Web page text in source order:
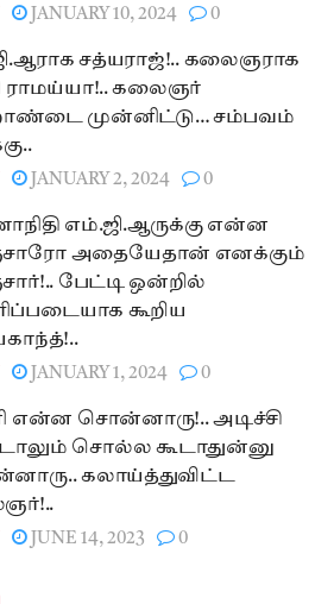
JANUARY 10, 2024 0
சத்யராஜ்!.. கலைஞராக
ராமய்யா!.. கலைஞர்
முன்னிட்டு… சம்பவம்
JANUARY 2, 2024 0
எம்.ஜி.ஆருக்கு என்ன
அதையேதான் எனக்கும்
பேட்டி ஒன்றில்
கூறிய
JANUARY 1, 2024 0
என்ன சொன்னாரு!.. அடிச்சி
சொல்ல கூடாதுன்னு
கலாய்த்துவிட்ட
JUNE 14, 2023 0